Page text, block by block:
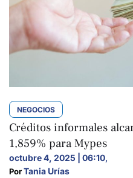
NEGOCIOS
Créditos informales
1,859% para Mypes
octubre 4, 2025 | 06:10,
Por Tania Urías